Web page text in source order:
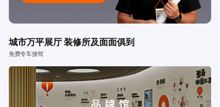
城市万平展厅 装修所及面面俱到
免费专车接驾